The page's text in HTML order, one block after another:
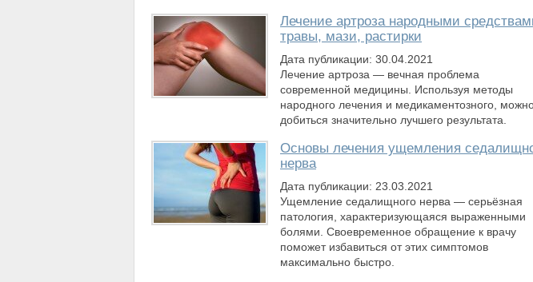
Лечение артроза народными
травы, мази, растирки
Дата публикации: 30.04.2021
Лечение артроза — вечная проблема
современной медицины. Используя методы
народного лечения и медикаментозного,
добиться значительно лучшего результата.
Основы лечения ущемления
нерва
Дата публикации: 23.03.2021
Ущемление седалищного нерва — серьёзная
патология, характеризующаяся выраженными
болями. Своевременное обращение к врачу
поможет избавиться от этих симптомов
максимально быстро.